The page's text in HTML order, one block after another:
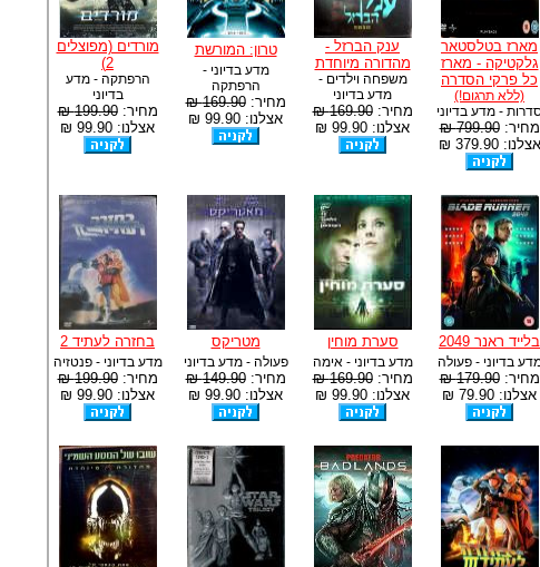
מארז בטלסטאר
גלקטיקה - מארז
כל פרקי הסדרה
(ללא תרגום!)
- מדע בדיוני
מחיר:799.90 ₪
אצלנו: 379.90 ₪
ענק הברזל -
מהדורה מיוחדת
משפחה וילדים -
מדע בדיוני
מחיר:169.90 ₪
אצלנו: 99.90 ₪
טרון: המורשת
מדע בדיוני -
הרפתקה
מחיר:169.90 ₪
אצלנו: 99.90 ₪
מורדים (מפוצלים
2)
הרפתקה - מדע
בדיוני
מחיר:199.90 ₪
אצלנו: 99.90 ₪
בלייד ראנר 2049
בדיוני - פעולה
מחיר:179.90 ₪
אצלנו: 79.90 ₪
סערת מוחין
מדע בדיוני - אימה
מחיר:169.90 ₪
אצלנו: 99.90 ₪
מטריקס
פעולה - מדע בדיוני
מחיר:149.90 ₪
אצלנו: 99.90 ₪
בחזרה לעתיד 2
מדע בדיוני - פנטזיה
מחיר:199.90 ₪
אצלנו: 99.90 ₪